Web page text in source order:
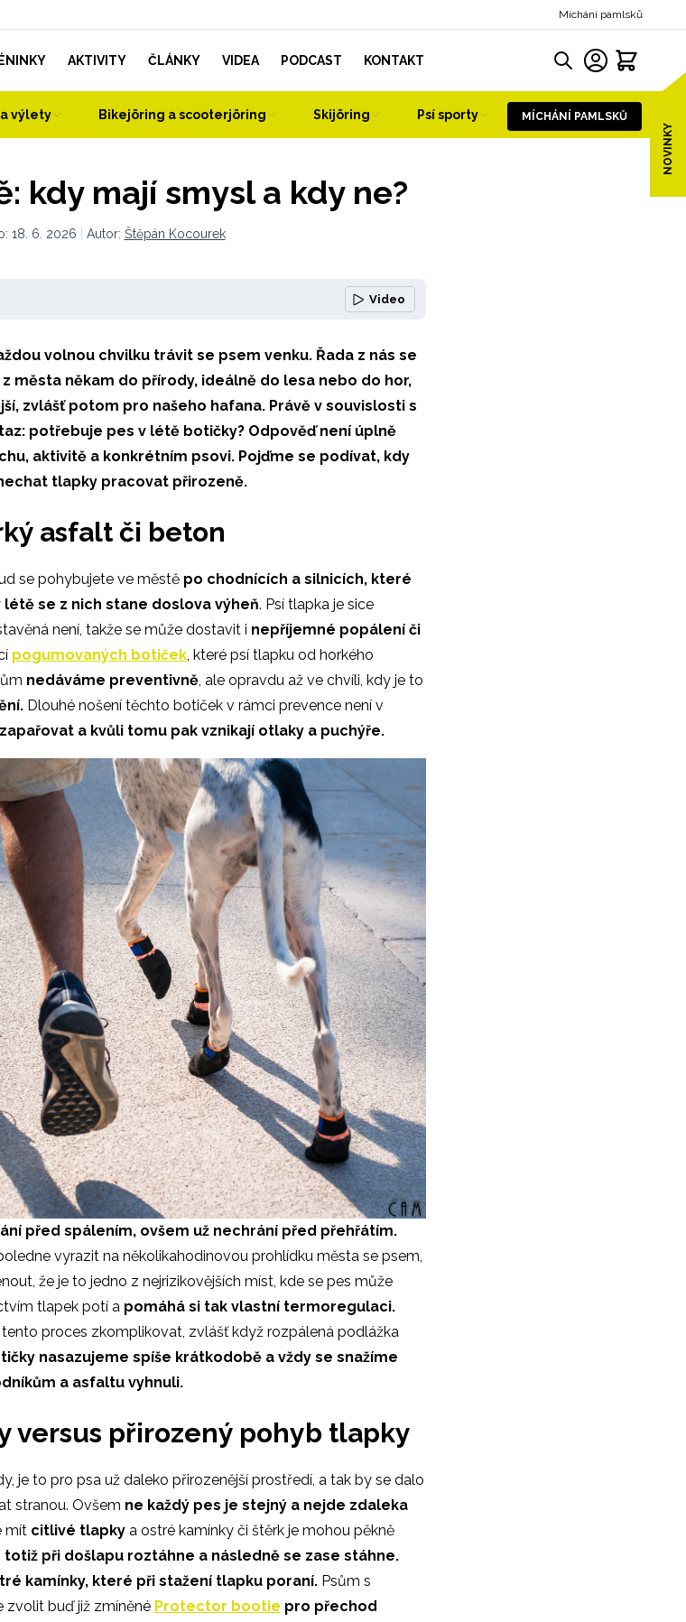
Míchání pamlsků
NOVINKY
AKTIVITY ČLÁNKY VIDEA PODCAST KONTAKT
výlety Bikejöring a scooterjöring Skijöring Psí sporty MÍCHÁNÍ PAMLSKŮ
kdy mají smysl a kdy ne?
18. 6. 2026 Autor: Štěpán Kocourek
Video
volnou chvilku trávit se psem venku. Řada z nás se
města někam do přírody, ideálně do lesa nebo do hor,
zvlášť potom pro našeho hafana. Právě v souvislosti s
potřebuje pes v létě botičky? Odpověď není úplně
aktivitě a konkrétním psovi. Pojďme se podívat, kdy
tlapky pracovat přirozeně.
asfalt či beton
se pohybujete ve městě po chodnících a silnicích, které
se z nich stane doslova výheň. Psí tlapka je sice
není, takže se může dostavit i nepříjemné popálení či
pogumovaných botiček, které psí tlapku od horkého
nedáváme preventivně, ale opravdu až ve chvíli, kdy je to
Dlouhé nošení těchto botiček v rámci prevence není v
a kvůli tomu pak vznikají otlaky a puchýře.
před spálením, ovšem už nechrání před přehřátím.
vyrazit na několikahodinovou prohlídku města se psem,
že je to jedno z nejrizikovějších míst, kde se pes může
tlapek potí a pomáhá si tak vlastní termoregulaci.
proces zkomplikovat, zvlášť když rozpálená podlážka
nasazujeme spíše krátkodobě a vždy se snažíme
a asfaltu vyhnuli.
versus přirozený pohyb tlapky
je to pro psa už daleko přirozenější prostředí, a tak by se dalo
stranou. Ovšem ne každý pes je stejný a nejde zdaleka
mít citlivé tlapky a ostré kamínky či štěrk je mohou pěkně
totiž při došlapu roztáhne a následně se zase stáhne.
kamínky, které při stažení tlapku poraní. Psům s
buď již zmíněné Protector bootie pro přechod